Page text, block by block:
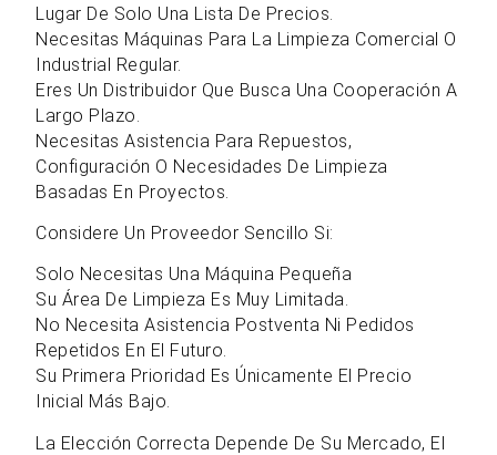
Lugar De Solo Una Lista De Precios.
Necesitas Máquinas Para La Limpieza Comercial O
Industrial Regular.
Eres Un Distribuidor Que Busca Una Cooperación A
Largo Plazo.
Necesitas Asistencia Para Repuestos,
Configuración O Necesidades De Limpieza
Basadas En Proyectos.
Considere Un Proveedor Sencillo Si:
Solo Necesitas Una Máquina Pequeña
Su Área De Limpieza Es Muy Limitada.
No Necesita Asistencia Postventa Ni Pedidos
Repetidos En El Futuro.
Su Primera Prioridad Es Únicamente El Precio
Inicial Más Bajo.
La Elección Correcta Depende De Su Mercado, El